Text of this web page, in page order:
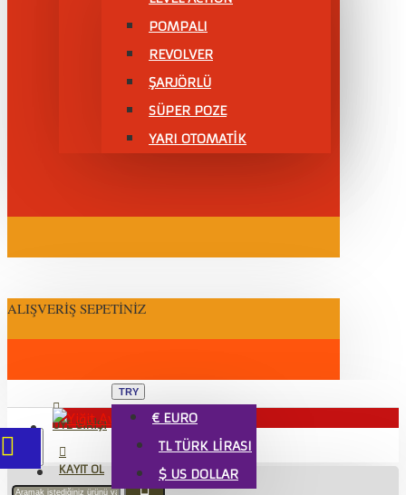
POMPALI
REVOLVER
ŞARJÖRLÜ
SÜPER POZE
YARI OTOMATİK
ALIŞVERIŞ SEPETINIZ
ÜYE GIRIŞI
KAYIT OL
TRY
€ EURO
TL TÜRK LIRASI
$ US DOLLAR